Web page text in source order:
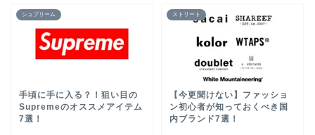
シュプリーム
手頃に手に入る？！狙い目の
Supremeのオススメアイテム
7選！
ストリート
【今更聞けない】ファッショ
ン初心者が知っておくべき国
内ブランド7選！